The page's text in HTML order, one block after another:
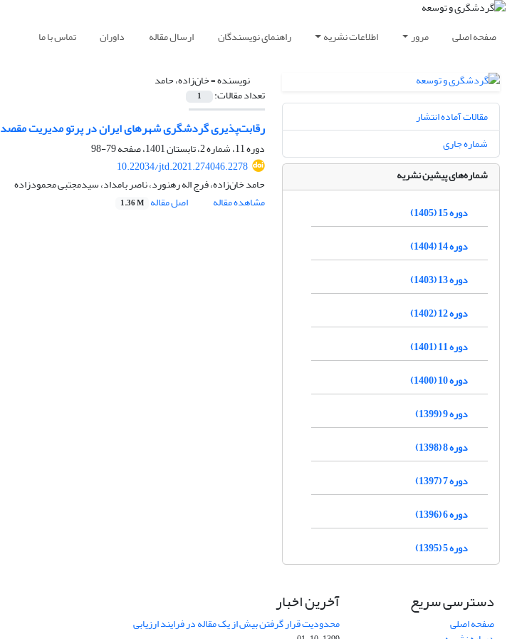
صفحه اصلی مرور اطلاعات نشریه راهنمای نویسندگان ارسال مقاله داوران تماس با ما
نویسنده =خان‌زاده، حامد
تعداد مقالات: 1
رقابت‌پذیری گردشگری شهرهای ایران در پرتو مدیریت مقصد
دوره 11، شماره 2، تابستان 1401، صفحه
79-98
10.22034/jtd.2021.274046.2278
حامد خان‌زاده، فرج اله رهنورد، ناصر بامداد، سیدمجتبی محمودزاده
مشاهده مقاله
اصل مقاله 1.36 M
مقالات آماده انتشار
شماره جاری
شماره‌های پیشین نشریه
دوره 15 (1405)
دوره 14 (1404)
دوره 13 (1403)
دوره 12 (1402)
دوره 11 (1401)
دوره 10 (1400)
دوره 9 (1399)
دوره 8 (1398)
دوره 7 (1397)
دوره 6 (1396)
دوره 5 (1395)
دسترسی سریع
صفحه اصلی
آخرین اخبار
محدودیت قرار گرفتن بیش از یک مقاله در فرایند ارزیابی